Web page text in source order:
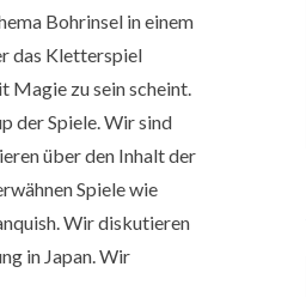
Bohrinsel in einem
das Kletterspiel
Magie zu sein scheint.
der Spiele. Wir sind
über den Inhalt der
Spiele wie
Wir diskutieren
in Japan. Wir